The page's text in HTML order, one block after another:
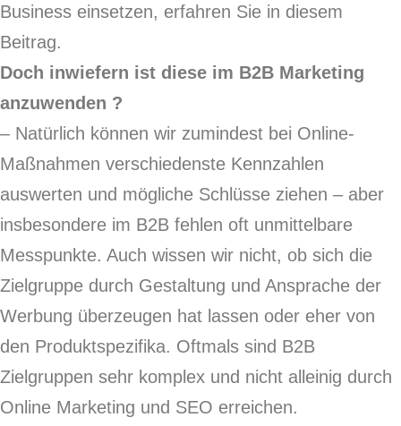
Business einsetzen, erfahren Sie in diesem
Beitrag.
Doch inwiefern ist diese im B2B Marketing
anzuwenden ?
– Natürlich können wir zumindest bei Online-
Maßnahmen verschiedenste Kennzahlen
auswerten und mögliche Schlüsse ziehen – aber
insbesondere im B2B fehlen oft unmittelbare
Messpunkte. Auch wissen wir nicht, ob sich die
Zielgruppe durch Gestaltung und Ansprache der
Werbung überzeugen hat lassen oder eher von
den Produktspezifika. Oftmals sind B2B
Zielgruppen sehr komplex und nicht alleinig durch
Online Marketing und SEO erreichen.